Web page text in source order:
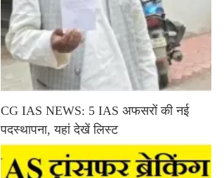
CG IAS NEWS: 5 IAS अफसरों की नई
पदस्थापना, यहां देखें लिस्ट